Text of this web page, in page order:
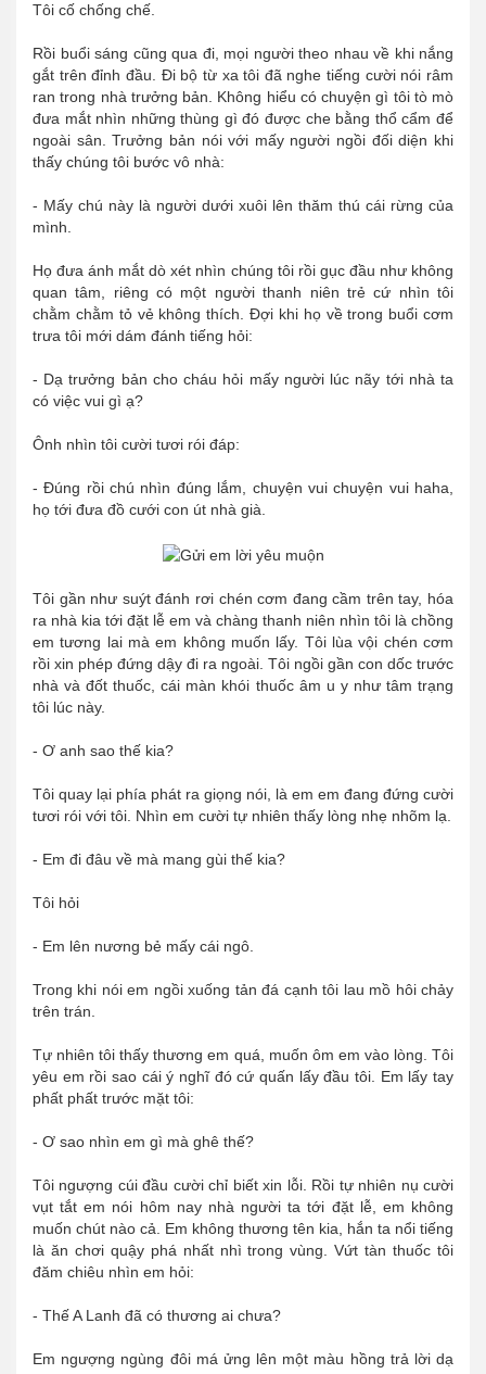
Tôi cố chống chế.
Rồi buổi sáng cũng qua đi, mọi người theo nhau về khi nắng
gắt trên đỉnh đầu. Đi bộ từ xa tôi đã nghe tiếng cười nói râm
ran trong nhà trưởng bản. Không hiểu có chuyện gì tôi tò mò
đưa mắt nhìn những thùng gì đó được che bằng thổ cẩm để
ngoài sân. Trưởng bản nói với mấy người ngồi đối diện khi
thấy chúng tôi bước vô nhà:
- Mấy chú này là người dưới xuôi lên thăm thú cái rừng của
mình.
Họ đưa ánh mắt dò xét nhìn chúng tôi rồi gục đầu như không
quan tâm, riêng có một người thanh niên trẻ cứ nhìn tôi
chằm chằm tỏ vẻ không thích. Đợi khi họ về trong buổi cơm
trưa tôi mới dám đánh tiếng hỏi:
- Dạ trưởng bản cho cháu hỏi mấy người lúc nãy tới nhà ta
có việc vui gì ạ?
Ônh nhìn tôi cười tươi rói đáp:
- Đúng rồi chú nhìn đúng lắm, chuyện vui chuyện vui haha,
họ tới đưa đồ cưới con út nhà già.
Tôi gần như suýt đánh rơi chén cơm đang cầm trên tay, hóa
ra nhà kia tới đặt lễ em và chàng thanh niên nhìn tôi là chồng
em tương lai mà em không muốn lấy. Tôi lùa vội chén cơm
rồi xin phép đứng dậy đi ra ngoài. Tôi ngồi gần con dốc trước
nhà và đốt thuốc, cái màn khói thuốc âm u y như tâm trạng
tôi lúc này.
- Ơ anh sao thế kia?
Tôi quay lại phía phát ra giọng nói, là em em đang đứng cười
tươi rói với tôi. Nhìn em cười tự nhiên thấy lòng nhẹ nhõm lạ.
- Em đi đâu về mà mang gùi thế kia?
Tôi hỏi
- Em lên nương bẻ mấy cái ngô.
Trong khi nói em ngồi xuống tản đá cạnh tôi lau mồ hôi chảy
trên trán.
Tự nhiên tôi thấy thương em quá, muốn ôm em vào lòng. Tôi
yêu em rồi sao cái ý nghĩ đó cứ quấn lấy đầu tôi. Em lấy tay
phất phất trước mặt tôi:
- Ơ sao nhìn em gì mà ghê thế?
Tôi ngượng cúi đầu cười chỉ biết xin lỗi. Rồi tự nhiên nụ cười
vụt tắt em nói hôm nay nhà người ta tới đặt lễ, em không
muốn chút nào cả. Em không thương tên kia, hắn ta nổi tiếng
là ăn chơi quậy phá nhất nhì trong vùng. Vứt tàn thuốc tôi
đăm chiêu nhìn em hỏi:
- Thế A Lanh đã có thương ai chưa?
Em ngượng ngùng đôi má ửng lên một màu hồng trả lời dạ